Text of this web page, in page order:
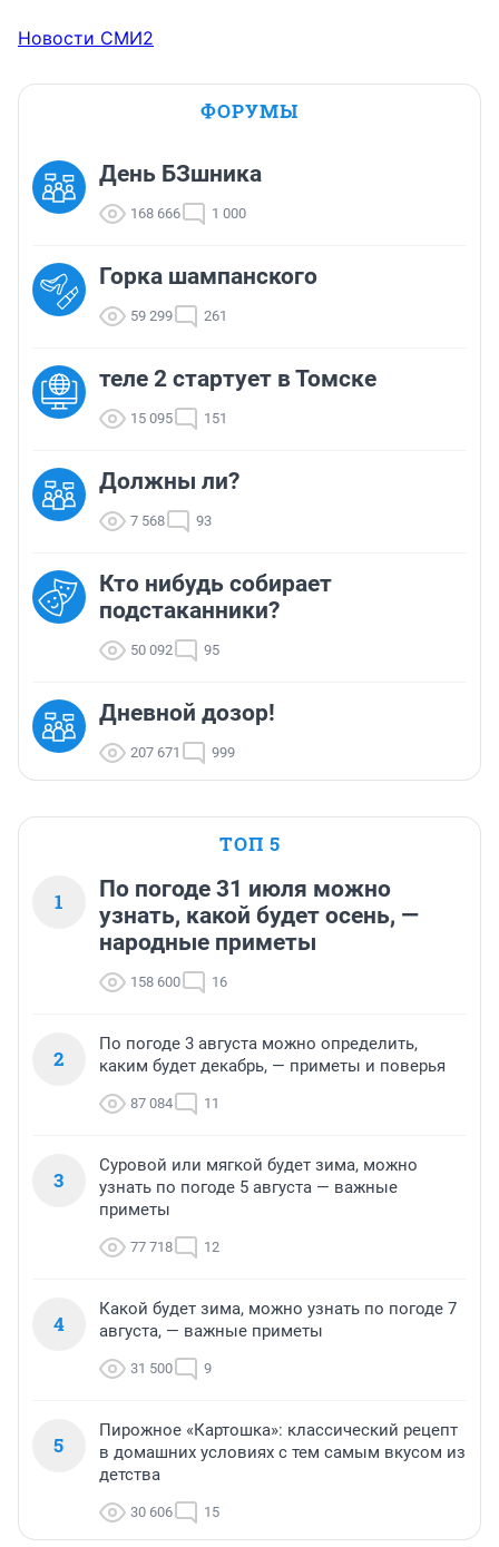
Новости СМИ2
ФОРУМЫ
День БЗшника
168 666 1 000
Горка шампанского
59 299 261
теле 2 стартует в Томске
15 095 151
Должны ли?
7 568 93
Кто нибудь собирает
подстаканники?
50 092 95
Дневной дозор!
207 671 999
ТОП 5
1
По погоде 31 июля можно
узнать, какой будет осень, —
народные приметы
158 600 16
2
По погоде 3 августа можно определить,
каким будет декабрь, — приметы и поверья
87 084 11
3
Суровой или мягкой будет зима, можно
узнать по погоде 5 августа — важные
приметы
77 718 12
4
Какой будет зима, можно узнать по погоде 7
августа, — важные приметы
31 500 9
5
Пирожное «Картошка»: классический рецепт
в домашних условиях с тем самым вкусом из
детства
30 606 15